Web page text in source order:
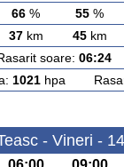
66 % 55 %
37km 45km
soare: 06:24
1021hpa
- Vineri -